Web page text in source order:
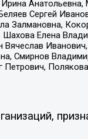
Анатольевна,
Сергей
Залмановна,
Елена
Вячеслав
Смирнов
Петрович,